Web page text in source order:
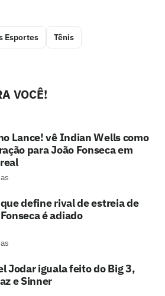
Esportes Tênis
VOCÊ!
Lance! vê Indian Wells como
para João Fonseca em
define rival de estreia de
é adiado
Jodar iguala feito do Big 3,
e Sinner